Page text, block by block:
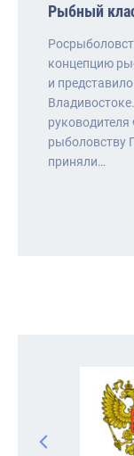
Рыбный
концепцию
и
руководителя
рыболовству
приняли…